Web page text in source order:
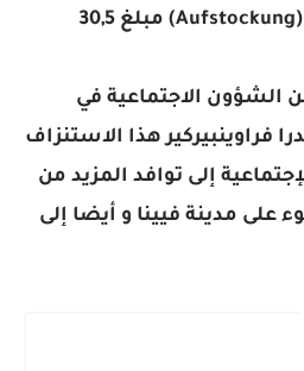
النمساوية على إضافة (Aufstockung) مبلغ 30,5
الشؤون الاجتماعية في
فراوينبيركير هذا الاستنزاف
إلى توافد المزيد من
على مدينة فيينا و أيضا إلى